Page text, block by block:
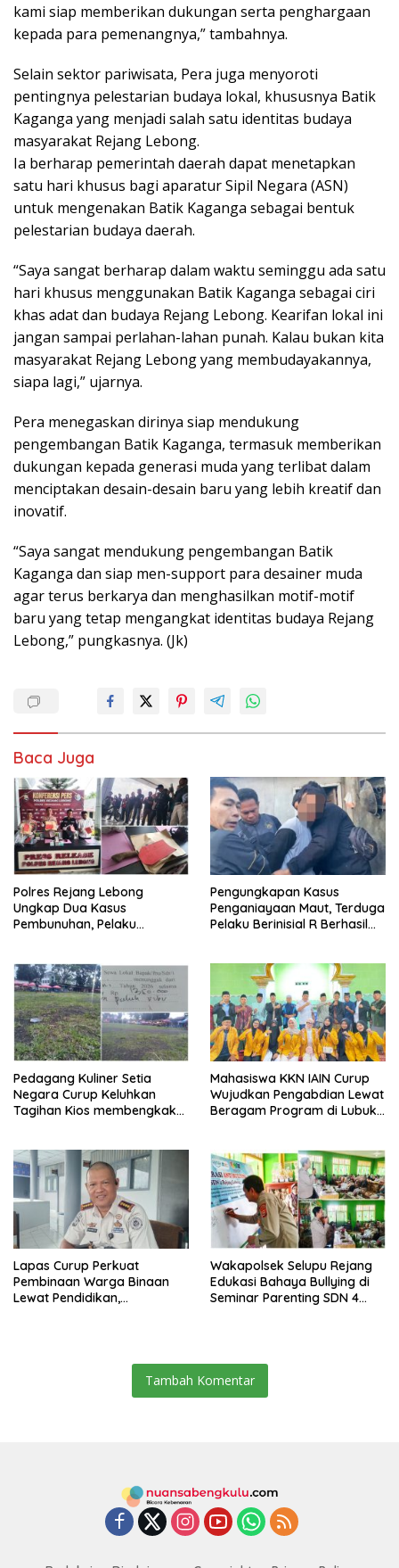
kami siap memberikan dukungan serta penghargaan
kepada para pemenangnya,” tambahnya.
Selain sektor pariwisata, Pera juga menyoroti
pentingnya pelestarian budaya lokal, khususnya Batik
Kaganga yang menjadi salah satu identitas budaya
masyarakat Rejang Lebong.
Ia berharap pemerintah daerah dapat menetapkan
satu hari khusus bagi aparatur Sipil Negara (ASN)
untuk mengenakan Batik Kaganga sebagai bentuk
pelestarian budaya daerah.
“Saya sangat berharap dalam waktu seminggu ada satu
hari khusus menggunakan Batik Kaganga sebagai ciri
khas adat dan budaya Rejang Lebong. Kearifan lokal ini
jangan sampai perlahan-lahan punah. Kalau bukan kita
masyarakat Rejang Lebong yang membudayakannya,
siapa lagi,” ujarnya.
Pera menegaskan dirinya siap mendukung
pengembangan Batik Kaganga, termasuk memberikan
dukungan kepada generasi muda yang terlibat dalam
menciptakan desain-desain baru yang lebih kreatif dan
inovatif.
“Saya sangat mendukung pengembangan Batik
Kaganga dan siap men-support para desainer muda
agar terus berkarya dan menghasilkan motif-motif
baru yang tetap mengangkat identitas budaya Rejang
Lebong,” pungkasnya. (Jk)
Baca Juga
Polres Rejang Lebong
Ungkap Dua Kasus
Pembunuhan, Pelaku
Pengungkapan Kasus
Penganiayaan Maut, Terduga
Pelaku Berinisial R Berhasil
Pedagang Kuliner Setia
Negara Curup Keluhkan
Tagihan Kios membengkak
Mahasiswa KKN IAIN Curup
Wujudkan Pengabdian Lewat
Beragam Program di Lubuk
Lapas Curup Perkuat
Pembinaan Warga Binaan
Lewat Pendidikan,
Wakapolsek Selupu Rejang
Edukasi Bahaya Bullying di
Seminar Parenting SDN 4
Tambah Komentar